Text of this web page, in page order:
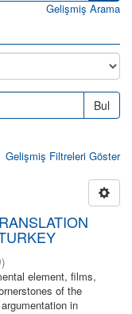
Gelişmiş Arama
Bul
Gelişmiş Filtreleri Göster
)
element, films,
of the
in